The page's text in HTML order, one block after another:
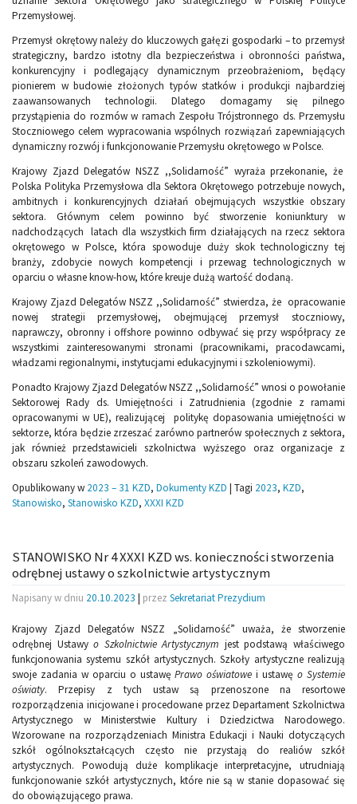
Przemysłowej.
Przemysł okrętowy należy do kluczowych gałęzi gospodarki – to przemysł
strategiczny, bardzo istotny dla bezpieczeństwa i obronności państwa,
konkurencyjny i podlegający dynamicznym przeobrażeniom, będący
pionierem w budowie złożonych typów statków i produkcji najbardziej
zaawansowanych technologii. Dlatego domagamy się pilnego
przystąpienia do rozmów w ramach Zespołu Trójstronnego ds. Przemysłu
Stoczniowego celem wypracowania wspólnych rozwiązań zapewniających
dynamiczny rozwój i funkcjonowanie Przemysłu okrętowego w Polsce.
Krajowy Zjazd Delegatów NSZZ ,,Solidarność” wyraża przekonanie, że
Polska Polityka Przemysłowa dla Sektora Okrętowego potrzebuje nowych,
ambitnych i konkurencyjnych działań obejmujących wszystkie obszary
sektora. Głównym celem powinno być stworzenie koniunktury w
nadchodzących latach dla wszystkich firm działających na rzecz sektora
okrętowego w Polsce, która spowoduje duży skok technologiczny tej
branży, zdobycie nowych kompetencji i przewag technologicznych w
oparciu o własne know-how, które kreuje dużą wartość dodaną.
Krajowy Zjazd Delegatów NSZZ ,,Solidarność” stwierdza, że opracowanie
nowej strategii przemysłowej, obejmującej przemysł stoczniowy,
naprawczy, obronny i offshore powinno odbywać się przy współpracy ze
wszystkimi zainteresowanymi stronami (pracownikami, pracodawcami,
władzami regionalnymi, instytucjami edukacyjnymi i szkoleniowymi).
Ponadto Krajowy Zjazd Delegatów NSZZ ,,Solidarność” wnosi o powołanie
Sektorowej Rady ds. Umiejętności i Zatrudnienia (zgodnie z ramami
opracowanymi w UE), realizującej politykę dopasowania umiejętności w
sektorze, która będzie zrzeszać zarówno partnerów społecznych z sektora,
jak również przedstawicieli szkolnictwa wyższego oraz organizacje z
obszaru szkoleń zawodowych.
Opublikowany w 2023 – 31 KZD, Dokumenty KZD | Tagi 2023, KZD,
Stanowisko, Stanowisko KZD, XXXI KZD
STANOWISKO Nr 4 XXXI KZD ws. konieczności stworzenia
odrębnej ustawy o szkolnictwie artystycznym
Napisany w dniu 20.10.2023 | przez Sekretariat Prezydium
Krajowy Zjazd Delegatów NSZZ „Solidarność” uważa, że stworzenie
odrębnej Ustawyo Szkolnictwie Artystycznym jest podstawą właściwego
funkcjonowania systemu szkół artystycznych. Szkoły artystyczne realizują
swoje zadania w oparciu o ustawęPrawo oświatowe i ustawęo Systemie
oświaty. Przepisy z tych ustaw są przenoszone na resortowe
rozporządzenia inicjowane i procedowane przez Departament Szkolnictwa
Artystycznego w Ministerstwie Kultury i Dziedzictwa Narodowego.
Wzorowane na rozporządzeniach Ministra Edukacji i Nauki dotyczących
szkół ogólnokształcących często nie przystają do realiów szkół
artystycznych. Powodują duże komplikacje interpretacyjne, utrudniają
funkcjonowanie szkół artystycznych, które nie są w stanie dopasować się
do obowiązującego prawa.